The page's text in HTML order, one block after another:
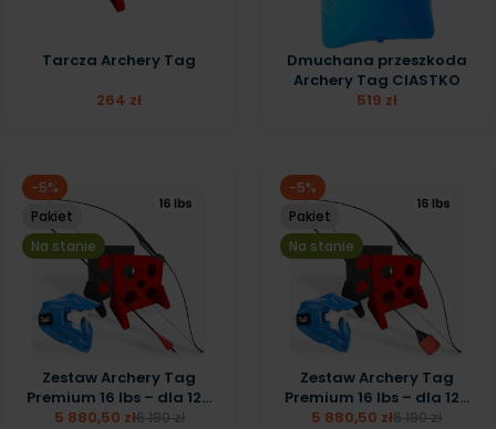
Tarcza Archery Tag
264 zł
Dmuchana przeszkoda
Archery Tag CIASTKO
519 zł
-5%
Pakiet
Na stanie
Zestaw Archery Tag
Premium 16 lbs – dla 12...
5 880,50 zł6 190 zł
-5%
Pakiet
Na stanie
Zestaw Archery Tag
Premium 16 lbs – dla 12...
5 880,50 zł6 190 zł